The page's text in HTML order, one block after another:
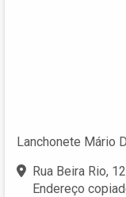
Lanchonete Mário
Rua Beira Rio,
Endereço